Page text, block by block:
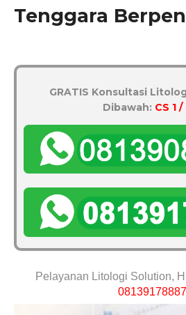
Tenggara
GRATIS Konsultasi
Dibawah: CS 1 /
Pelayanan Litologi Solution,